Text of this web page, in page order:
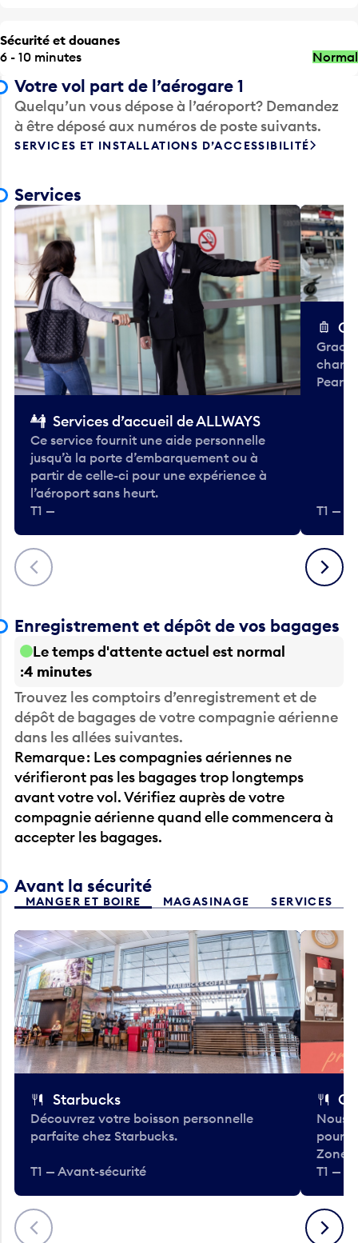
Sécurité et douanes
6 - 10 minutes
Normal
Votre vol part de l’aérogare 1
Quelqu’un vous dépose à l’aéroport? Demandez
à être déposé aux numéros de poste suivants.
SERVICES ET INSTALLATIONS D’ACCESSIBILITÉ
Services
Précédent
Services d’accueil de ALLWAYS
Ce service fournit une aide personnelle
jusqu’à la porte d’embarquement ou à
partir de celle-ci pour une expérience à
l’aéroport sans heurt.
T1 —
T1 —
Suivant
Enregistrement et dépôt de vos bagages
Le temps d'attente actuel est normal
4 minutes
Trouvez les comptoirs d’enregistrement et de
dépôt de bagages de votre compagnie aérienne
dans les allées suivantes.
Remarque : Les compagnies aériennes ne
vérifieront pas les bagages trop longtemps
avant votre vol. Vérifiez auprès de votre
compagnie aérienne quand elle commencera à
accepter les bagages.
Avant la sécurité
MANGER ET BOIRE MAGASINAGE SERVICES
Précédent
Starbucks
Découvrez votre boisson personnelle
parfaite chez Starbucks.
T1 — Avant-sécurité
Nous
pour
Zone.
T1 —
Suivant